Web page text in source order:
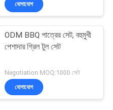
যোগাযোগ
ODM BBQ পাত্রের সেট, বহুমুখী
পেশাদার গ্রিল টুল সেট
Negotiation MOQ:1000 সেট
যোগাযোগ